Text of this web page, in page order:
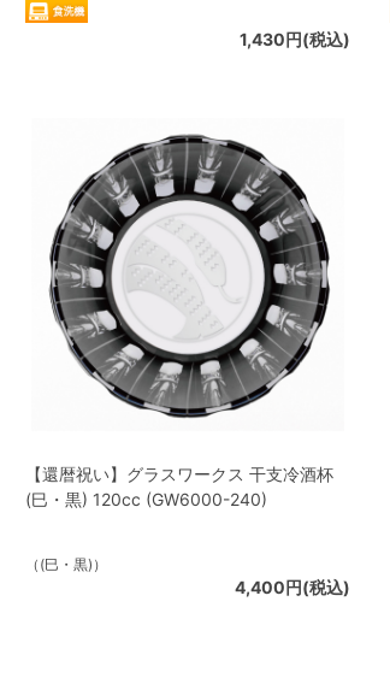
1,430円(税込)
【還暦祝い】グラスワークス 干支冷酒杯
(巳・黒) 120cc (GW6000-240)
（(巳・黒)）
4,400円(税込)